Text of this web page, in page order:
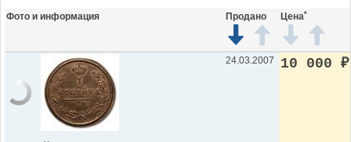
Фото и информация Продано Цена*
24.03.2007 10 000 ₽